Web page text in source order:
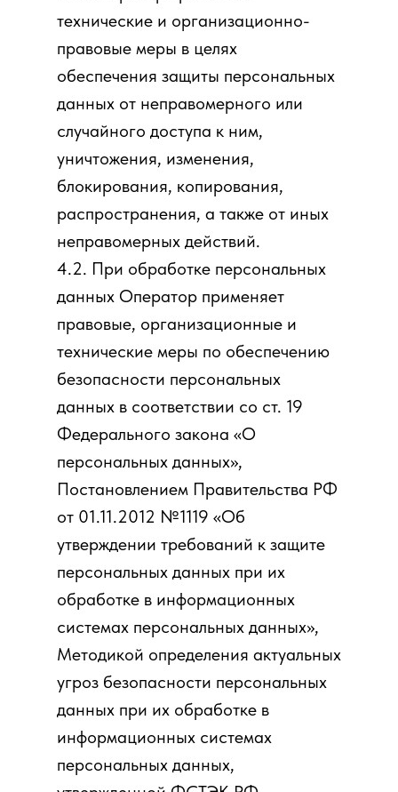
технические и организационно-
правовые меры в целях
обеспечения защиты персональных
данных от неправомерного или
случайного доступа к ним,
уничтожения, изменения,
блокирования, копирования,
распространения, а также от иных
неправомерных действий.
4.2. При обработке персональных
данных Оператор применяет
правовые, организационные и
технические меры по обеспечению
безопасности персональных
данных в соответствии со ст. 19
Федерального закона «О
персональных данных»,
Постановлением Правительства РФ
от 01.11.2012 №1119 «Об
утверждении требований к защите
персональных данных при их
обработке в информационных
системах персональных данных»,
Методикой определения актуальных
угроз безопасности персональных
данных при их обработке в
информационных системах
персональных данных,